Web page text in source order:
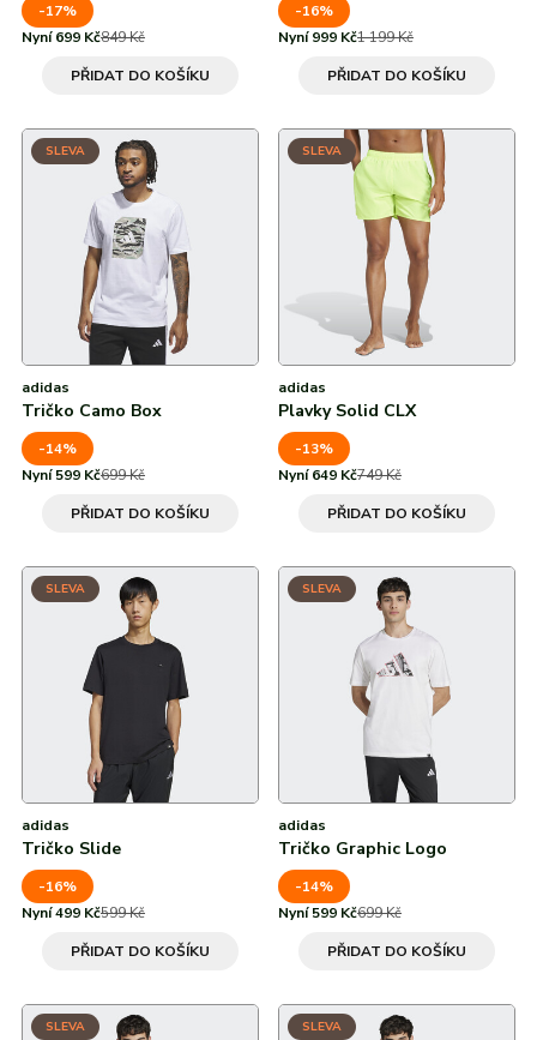
-17%
Nyní 699 Kč849 Kč
PŘIDAT DO KOŠÍKU
-16%
Nyní 999 Kč1 199 Kč
PŘIDAT DO KOŠÍKU
SLEVA
adidas
Tričko Camo Box
-14%
Nyní 599 Kč699 Kč
PŘIDAT DO KOŠÍKU
SLEVA
adidas
Plavky Solid CLX
-13%
Nyní 649 Kč749 Kč
PŘIDAT DO KOŠÍKU
SLEVA
adidas
Tričko Slide
-16%
Nyní 499 Kč599 Kč
PŘIDAT DO KOŠÍKU
SLEVA
adidas
Tričko Graphic Logo
-14%
Nyní 599 Kč699 Kč
PŘIDAT DO KOŠÍKU
SLEVA SLEVA